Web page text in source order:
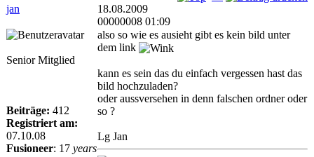
jan
18.08.2009
00000008 01:09
Senior Mitglied
Beiträge: 412
Registriert am:
07.10.08
Fusioneer: 17 years
also so wie es ausieht gibt es kein bild unter
dem link
kann es sein das du einfach vergessen hast das
bild hochzuladen?
oder aussversehen in denn falschen ordner oder
so ?
Lg Jan